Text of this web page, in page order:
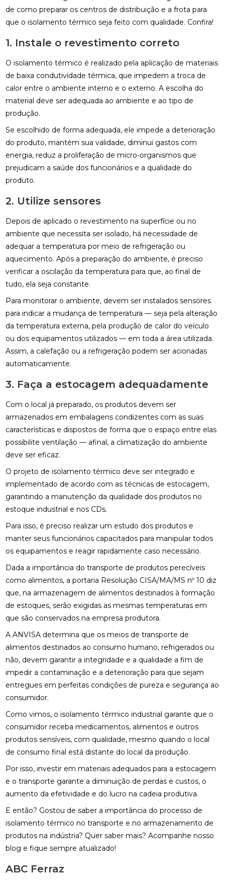
de como preparar os centros de distribuição e a frota para
que o isolamento térmico seja feito com qualidade. Confira!
1. Instale o revestimento correto
O isolamento térmico é realizado pela aplicação de materiais
de baixa condutividade térmica, que impedem a troca de
calor entre o ambiente interno e o externo. A escolha do
material deve ser adequada ao ambiente e ao tipo de
produção.
Se escolhido de forma adequada, ele impede a deterioração
do produto, mantém sua validade, diminui gastos com
energia, reduz a proliferação de micro-organismos que
prejudicam a saúde dos funcionários e a qualidade do
produto.
2. Utilize sensores
Depois de aplicado o revestimento na superfície ou no
ambiente que necessita ser isolado, há necessidade de
adequar a temperatura por meio de refrigeração ou
aquecimento. Após a preparação do ambiente, é preciso
verificar a oscilação da temperatura para que, ao final de
tudo, ela seja constante.
Para monitorar o ambiente, devem ser instalados sensores
para indicar a mudança de temperatura — seja pela alteração
da temperatura externa, pela produção de calor do veículo
ou dos equipamentos utilizados — em toda a área utilizada.
Assim, a calefação ou a refrigeração podem ser acionadas
automaticamente.
3. Faça a estocagem adequadamente
Com o local já preparado, os produtos devem ser
armazenados em embalagens condizentes com as suas
características e dispostos de forma que o espaço entre elas
possibilite ventilação — afinal, a climatização do ambiente
deve ser eficaz.
O projeto de isolamento térmico deve ser integrado e
implementado de acordo com as técnicas de estocagem,
garantindo a manutenção da qualidade dos produtos no
estoque industrial e nos CDs.
Para isso, é preciso realizar um estudo dos produtos e
manter seus funcionários capacitados para manipular todos
os equipamentos e reagir rapidamente caso necessário.
Dada a importância do transporte de produtos perecíveis
como alimentos, a portaria Resolução CISA/MA/MS nº 10 diz
que, na armazenagem de alimentos destinados à formação
de estoques, serão exigidas as mesmas temperaturas em
que são conservados na empresa produtora.
A ANVISA determina que os meios de transporte de
alimentos destinados ao consumo humano, refrigerados ou
não, devem garantir a integridade e a qualidade a fim de
impedir a contaminação e a deterioração para que sejam
entregues em perfeitas condições de pureza e segurança ao
consumidor.
Como vimos, o isolamento térmico industrial garante que o
consumidor receba medicamentos, alimentos e outros
produtos sensíveis, com qualidade, mesmo quando o local
de consumo final está distante do local da produção.
Por isso, investir em materiais adequados para a estocagem
e o transporte garante a diminuição de perdas e custos, o
aumento da efetividade e do lucro na cadeia produtiva.
E então? Gostou de saber a importância do processo de
isolamento térmico no transporte e no armazenamento de
produtos na indústria? Quer saber mais? Acompanhe nosso
blog e fique sempre atualizado!
ABC Ferraz